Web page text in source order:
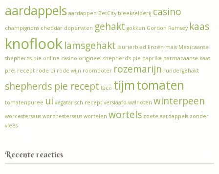
aardappels aardappen BetCity bleekselderij casino
champignons cheddar doperwten gehakt gokken Gordon Ramsey kaas
knoflooklamsgehakt laurierblad linzen mais Mexicaanse
shepherds pie online casino origineel shepherd's pie paprika parmazaanse kaas
prei recept rode ui rode wijn roomboter rozemarijn rundergehakt
shepherds pie recept taco tijmtomaten
tomatenpuree ui vegatarisch recept verslaafd walnoten winterpeen
worcestersaus worchestersaus wortelen wortels zoete aardappels zonder
vlees
Recente reacties